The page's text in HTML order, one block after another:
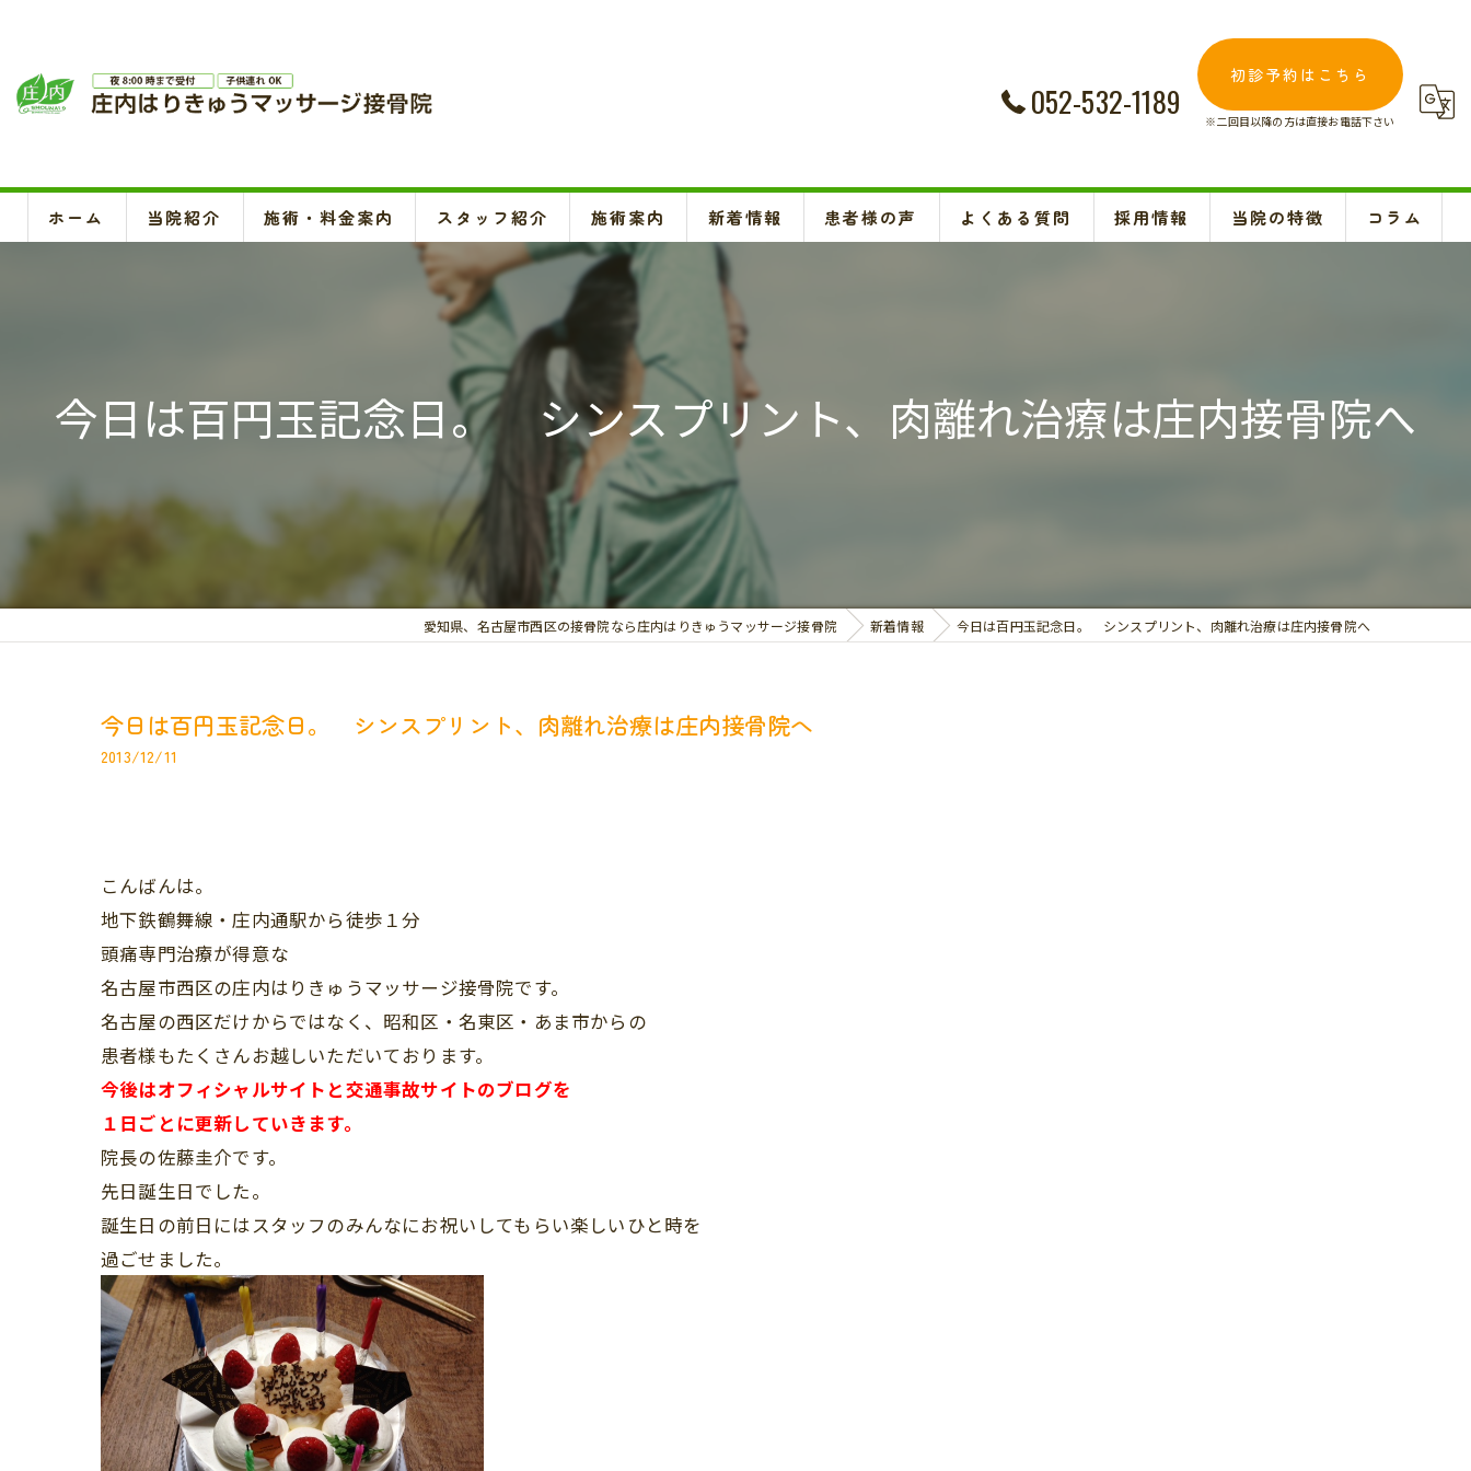
052-532-1189
初診予約はこちら
※二回目以降の方は直接お電話下さい
ホーム 当院紹介 施術・料金案内 スタッフ紹介 施術案内
頚椎、背骨、骨盤矯正、O脚矯正
ハイボルテージ・超音波治療、超短波治療
鍼灸(はり、きゅう)
悪阻・安産・逆子治療、不妊治療
交通事故治療
お悩み別の治療
新着情報 患者様の声 よくある質問 採用情報 当院の特徴
腰痛
コラム
今日は百円玉記念日。 シンスプリント、肉離れ治療は庄内接骨院へ
愛知県、名古屋市西区の接骨院なら庄内はりきゅうマッサージ接骨院 新着情報 今日は百円玉記念日。 シンスプリント、肉離れ治療は庄内接骨院へ
今日は百円玉記念日。 シンスプリント、肉離れ治療は庄内接骨院へ
2013/12/11
こんばんは。
地下鉄鶴舞線・庄内通駅から徒歩１分
頭痛専門治療が得意な
名古屋市西区の庄内はりきゅうマッサージ接骨院です。
名古屋の西区だけからではなく、昭和区・名東区・あま市からの
患者様もたくさんお越しいただいております。
今後はオフィシャルサイトと交通事故サイトのブログを
１日ごとに更新していきます。
院長の佐藤圭介です。
先日誕生日でした。
誕生日の前日にはスタッフのみんなにお祝いしてもらい楽しいひと時を
過ごせました。